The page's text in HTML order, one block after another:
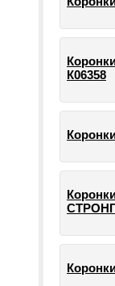
К06358